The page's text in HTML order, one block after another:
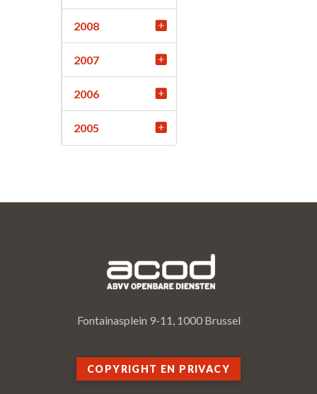
2008
2007
2006
2005
Fontainasplein 9-11, 1000 Brussel
COPYRIGHT EN PRIVACY